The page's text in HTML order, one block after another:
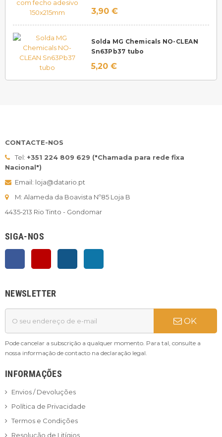
3,90 €
Solda MG Chemicals NO-CLEAN
Sn63Pb37 tubo
5,20 €
CONTACTE-NOS
Tel: +351 224 809 629 ("Chamada para rede fixa
Nacional")
Email: loja@datario.pt
M: Alameda da Boavista Nº85 Loja B
4435-213 Rio Tinto - Gondomar
SIGA-NOS
NEWSLETTER
OK
Pode cancelar a subscrição a qualquer momento. Para tal, consulte a
nossa informação de contacto na declaração legal.
INFORMAÇÕES
Envios / Devoluções
Política de Privacidade
Termos e Condições
Resolução de Litígios